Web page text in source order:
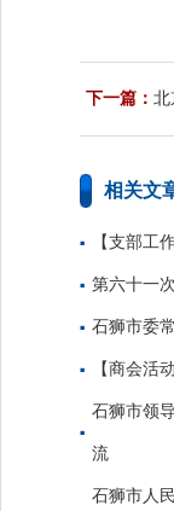
下一篇： 北
相关文
【支部工
第六十一
石狮市委
【商会活
石狮市领
流
石狮市人